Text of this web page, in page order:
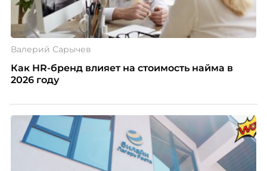
Валерий Сарычев
Как HR-бренд влияет на стоимость найма в
2026 году